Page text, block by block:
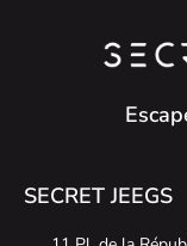
SECRET JEEGS